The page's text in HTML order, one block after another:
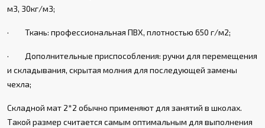
м3, 30кг/м3;
· Ткань: профессиональная ПВХ, плотностью 650 г/м2;
· Дополнительные приспособления: ручки для перемещения
и складывания, скрытая молния для последующей замены
чехла;
Складной мат 2*2 обычно применяют для занятий в школах.
Такой размер считается самым оптимальным для выполнения